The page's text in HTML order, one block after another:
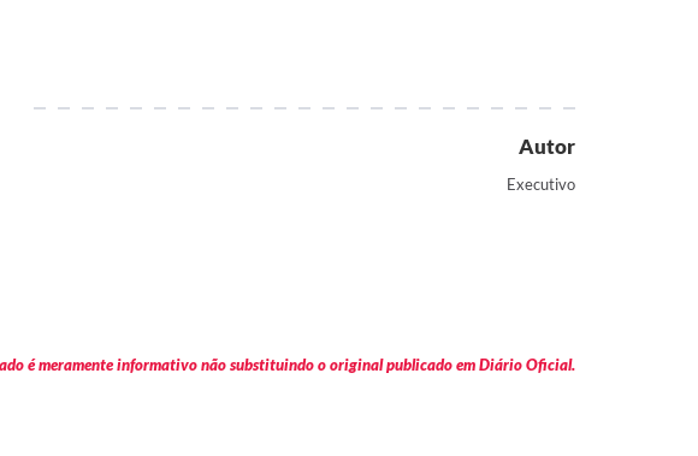
Autor
Executivo
é meramente informativo não substituindo o original publicado em Diário Oficial.